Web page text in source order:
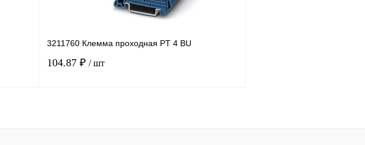
3211760 Клемма проходная PT 4 BU
104.87 ₽ / шт